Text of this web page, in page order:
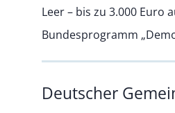
Leer – bis zu 3.000 Euro
Bundesprogramm
Deutscher